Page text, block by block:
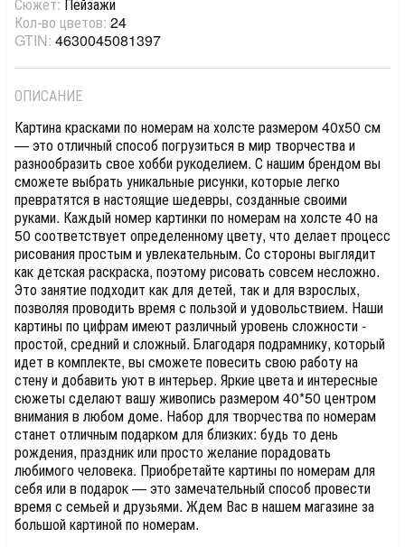
Кол-во цветов: 24
GTIN: 4630045081397
ОПИСАНИЕ
Картина красками по номерам на холсте размером 40х50 см
— это отличный способ погрузиться в мир творчества и
разнообразить свое хобби рукоделием. С нашим брендом вы
сможете выбрать уникальные рисунки, которые легко
превратятся в настоящие шедевры, созданные своими
руками. Каждый номер картинки по номерам на холсте 40 на
50 соответствует определенному цвету, что делает процесс
рисования простым и увлекательным. Со стороны выглядит
как детская раскраска, поэтому рисовать совсем несложно.
Это занятие подходит как для детей, так и для взрослых,
позволяя проводить время с пользой и удовольствием. Наши
картины по цифрам имеют различный уровень сложности -
простой, средний и сложный. Благодаря подрамнику, который
идет в комплекте, вы сможете повесить свою работу на
стену и добавить уют в интерьер. Яркие цвета и интересные
сюжеты сделают вашу живопись размером 40*50 центром
внимания в любом доме. Набор для творчества по номерам
станет отличным подарком для близких: будь то день
рождения, праздник или просто желание порадовать
любимого человека. Приобретайте картины по номерам для
себя или в подарок — это замечательный способ провести
время с семьей и друзьями. Ждем Вас в нашем магазине за
большой картиной по номерам.